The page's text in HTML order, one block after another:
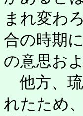
まれ変わ
合の時期
の意思お
他方、琉
れたため